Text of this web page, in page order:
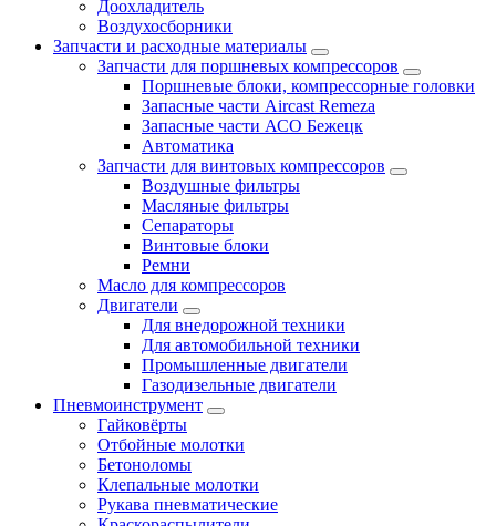
Доохладитель
Воздухосборники
Запчасти и расходные материалы
Запчасти для поршневых компрессоров
Поршневые блоки, компрессорные головки
Запасные части Aircast Remeza
Запасные части АСО Бежецк
Автоматика
Запчасти для винтовых компрессоров
Воздушные фильтры
Масляные фильтры
Сепараторы
Винтовые блоки
Ремни
Масло для компрессоров
Двигатели
Для внедорожной техники
Для автомобильной техники
Промышленные двигатели
Газодизельные двигатели
Пневмоинструмент
Гайковёрты
Отбойные молотки
Бетоноломы
Клепальные молотки
Рукава пневматические